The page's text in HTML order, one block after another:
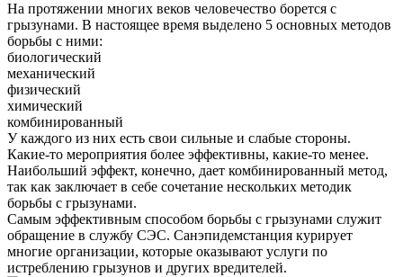
На протяжении многих веков человечество борется с
грызунами. В настоящее время выделено 5 основных методов
борьбы с ними:
биологический
механический
физический
химический
комбинированный
У каждого из них есть свои сильные и слабые стороны.
Какие-то мероприятия более эффективны, какие-то менее.
Наибольший эффект, конечно, дает комбинированный метод,
так как заключает в себе сочетание нескольких методик
борьбы с грызунами.
Самым эффективным способом борьбы с грызунами служит
обращение в службу СЭС. Санэпидемстанция курирует
многие организации, которые оказывают услуги по
истреблению грызунов и других вредителей.